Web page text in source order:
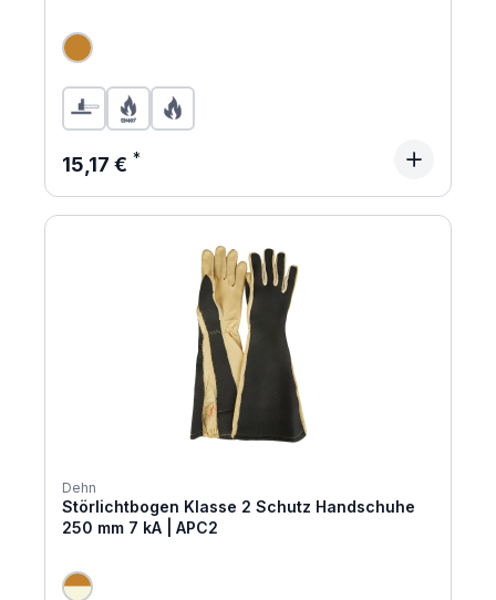
Regulärer Preis:
15,17 €
Dehn
Störlichtbogen Klasse 2 Schutz Handschuhe
250 mm 7 kA | APC2